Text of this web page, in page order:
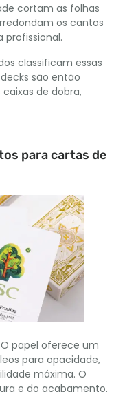
cortam as folhas
os cantos
profissional.
classificam essas
são então
de dobra,
para cartas de
papel oferece um
para opacidade,
máxima. O
e do acabamento.